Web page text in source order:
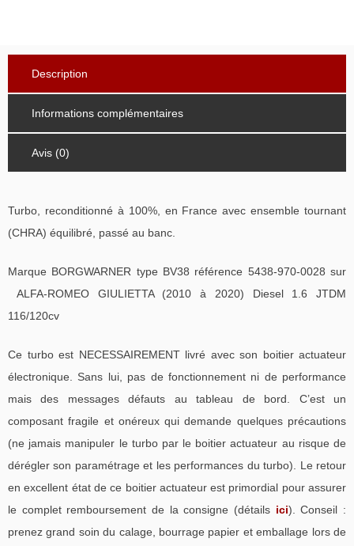
Description
Informations complémentaires
Avis (0)
Turbo, reconditionné à 100%, en France avec ensemble tournant
(CHRA) équilibré, passé au banc.
Marque BORGWARNER type BV38 référence 5438-970-0028 sur
ALFA-ROMEO GIULIETTA (2010 à 2020) Diesel 1.6 JTDM
116/120cv
Ce turbo est NECESSAIREMENT livré avec son boitier actuateur
électronique. Sans lui, pas de fonctionnement ni de performance
mais des messages défauts au tableau de bord. C’est un
composant fragile et onéreux qui demande quelques précautions
(ne jamais manipuler le turbo par le boitier actuateur au risque de
dérégler son paramétrage et les performances du turbo). Le retour
en excellent état de ce boitier actuateur est primordial pour assurer
le complet remboursement de la consigne (détails ici). Conseil :
prenez grand soin du calage, bourrage papier et emballage lors de